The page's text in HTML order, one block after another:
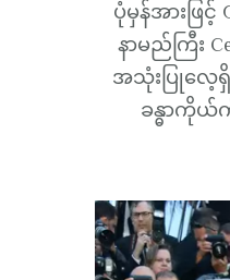
ပုံမှန်အားဖြင့်
နာမည်ကြီး
အသုံးပြုလေ့ရှိ
ခန္ဓာကို